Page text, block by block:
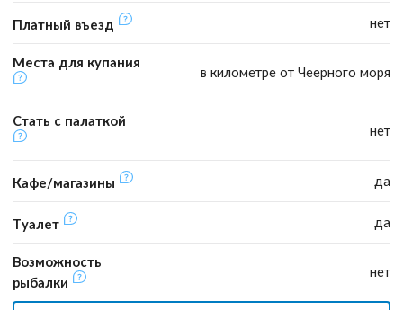
Платный въезд нет
Места для купания
в километре от Чеерного моря
Стать с палаткой
нет
Кафе/магазины да
Туалет да
Возможность
рыбалки
нет